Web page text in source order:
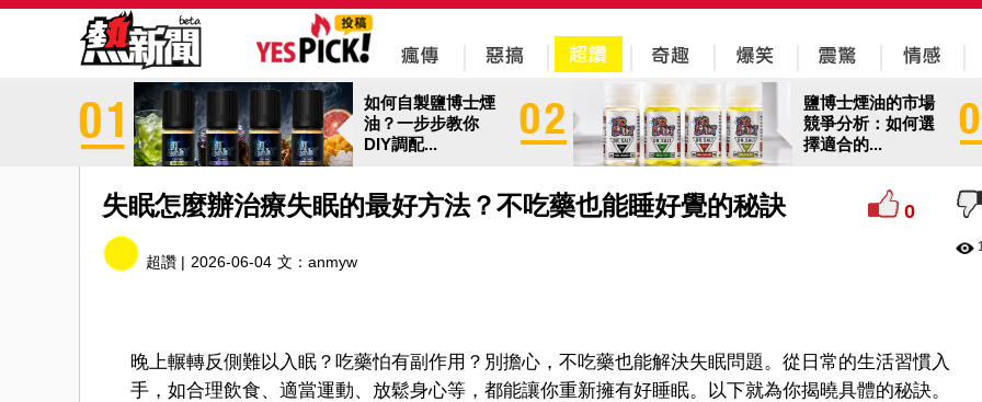
如何自製鹽博士煙
油？一步步教你
DIY調配...
鹽博士煙油的市場
競爭分析：如何選
擇適合的...
失眠怎麼辦治療失眠的最好方法？不吃藥也能睡好覺的秘訣 0
超讚 | 2026-06-04 文： anmyw
晚上輾轉反側難以入眠？吃藥怕有副作用？別擔心，不吃藥也能解決失眠問題。從日常的生活習慣入
手，如合理飲食、適當運動、放鬆身心等，都能讓你重新擁有好睡眠。以下就為你揭曉具體的秘訣。